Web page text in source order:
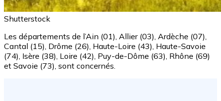
Shutterstock
Les départements de l’Ain (01), Allier (03), Ardèche (07),
Cantal (15), Drôme (26), Haute-Loire (43), Haute-Savoie
(74), Isère (38), Loire (42), Puy-de-Dôme (63), Rhône (69)
et Savoie (73), sont concernés.